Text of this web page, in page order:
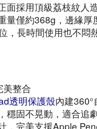
面採用頂級荔枝紋人
量僅約368g，邊緣厚
，長時間使用也不悶
美整合
透明保護殼內建
穩固不晃動，適合追
，完美支援Apple